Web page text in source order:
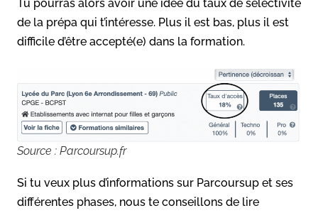
Tu pourras alors avoir une idée du taux de sélectivité
de la prépa qui t’intéresse. Plus il est bas, plus il est
difficile d’être accepté(e) dans la formation.
Source : Parcoursup.fr
Si tu veux plus d’informations sur Parcoursup et ses
différentes phases, nous te conseillons de lire